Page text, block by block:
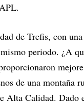
de Trefis, con
periodo. ¿A
de una montaña
Alta Calidad. Dado